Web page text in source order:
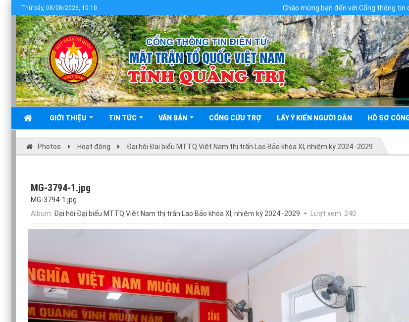
GIỚI THIỆU TIN TỨC VĂN BẢN CỔNG CỨU TRỢ LẤY Ý KIẾN NGƯỜI DÂN HỒ SƠ
Thứ bảy, 08/08/2026, 10:10 Chào mừng bạn đến với Cổng thông tin điện tử
Photos Hoạt động Đại hội Đại biểu MTTQ Việt Nam thị trấn Lao Bảo khóa XI, nhiệm kỳ 2024 -2029
MG-3794-1.jpg
MG-3794-1.jpg
Album: Đại hội Đại biểu MTTQ Việt Nam thị trấn Lao Bảo khóa XI, nhiệm kỳ 2024 -2029 Lượt xem: 240